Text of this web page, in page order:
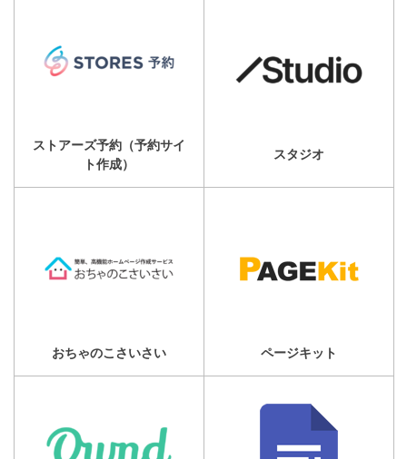
ストアーズ予約（予約サイ
ト作成）
スタジオ
おちゃのこさいさい ページキット